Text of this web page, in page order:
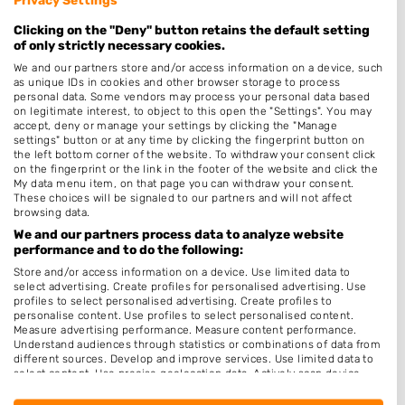
Schoonheidssalon
Pruiken
Thuiskapper
Barber
Epileren
Openingstijden
Maandag
Gesloten
Dinsdag
Woensdag
Donderdag
9:00 -
Vrijdag
9:00 -
Zaterdag
8:30 - 14:00
Zondag
Gesloten
Clicking on the "Deny" button retains the default setting
of only strictly necessary cookies.
We and our partners store and/or access information on a device, such
as unique IDs in cookies and other browser storage to process
personal data. Some vendors may process your personal data based
on legitimate interest, to object to this open the "Settings". You may
accept, deny or manage your settings by clicking the "Manage
settings" button or at any time by clicking the fingerprint button on
the left bottom corner of the website. To withdraw your consent click
on the fingerprint or the link in the footer of the website and click the
My data menu item, on that page you can withdraw your consent.
These choices will be signaled to our partners and will not affect
browsing data.
We and our partners process data to analyze website
performance and to do the following:
Store and/or access information on a device. Use limited data to
select advertising. Create profiles for personalised advertising. Use
profiles to select personalised advertising. Create profiles to
personalise content. Use profiles to select personalised content.
Measure advertising performance. Measure content performance.
Understand audiences through statistics or combinations of data from
different sources. Develop and improve services. Use limited data to
select content. Use precise geolocation data. Actively scan device
Data may be shared outside of the European Union and send to the